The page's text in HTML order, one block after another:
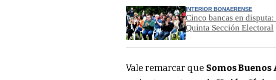
INTERIOR BONAERENSE
Cinco bancas en
Quinta Sección Electoral
Vale remarcar que Somos Buenos